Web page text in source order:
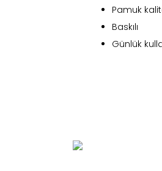
Pamuk
Baskılı
Günlük